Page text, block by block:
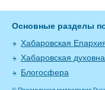
Основные разделы
Хабаровская
Хабаровская
Блогосфера